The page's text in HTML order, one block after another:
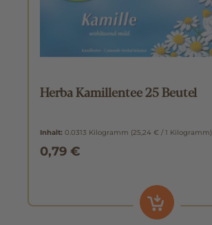
Herba Kamillentee 25 Beutel
Inhalt: 0.0313 Kilogramm (25,24 € / 1 Kilogramm)
0,79 €